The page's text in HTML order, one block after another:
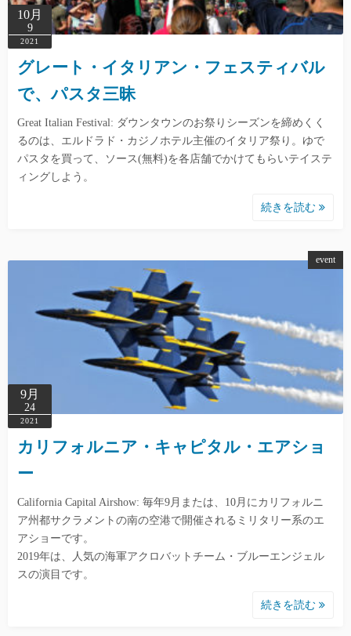
10月
9
2021
グレート・イタリアン・フェスティバル
で、パスタ三昧
Great Italian Festival: ダウンタウンのお祭りシーズンを締めくく
るのは、エルドラド・カジノホテル主催のイタリア祭り。ゆで
パスタを買って、ソース(無料)を各店舗でかけてもらいテイステ
ィングしよう。
続きを読む
event
9月
24
2021
カリフォルニア・キャピタル・エアショ
ー
California Capital Airshow: 毎年9月または、10月にカリフォルニ
ア州都サクラメントの南の空港で開催されるミリタリー系のエ
アショーです。
2019年は、人気の海軍アクロバットチーム・ブルーエンジェル
スの演目です。
続きを読む